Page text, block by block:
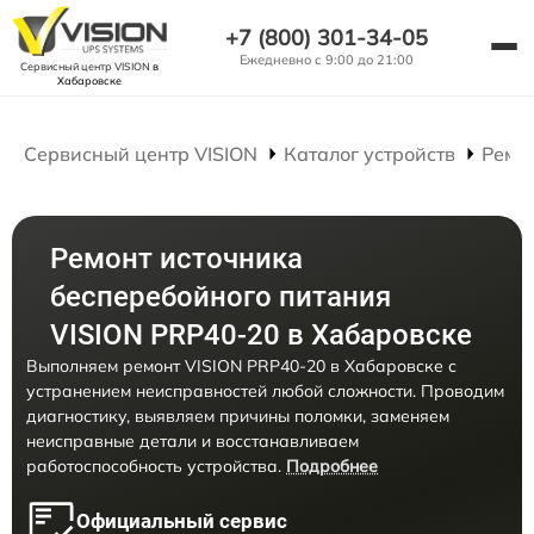
Сервисный центр VISION в
Хабаровске
+7 (800) 301-34-05
Ежедневно с 9:00 до 21:00
Сервисный центр VISION Каталог устройств
Ремонт источника
бесперебойного питания
VISION PRP40-20 в Хабаровске
Выполняем ремонт VISION PRP40-20 в Хабаровске с
устранением неисправностей любой сложности. Проводим
диагностику, выявляем причины поломки, заменяем
неисправные детали и восстанавливаем
работоспособность устройства. Подробнее
Официальный сервис